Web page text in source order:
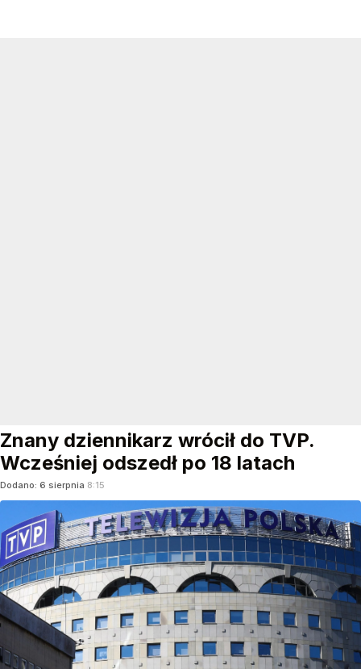
Znany dziennikarz wrócił do TVP.
Wcześniej odszedł po 18 latach
Dodano: 6 sierpnia 8:15